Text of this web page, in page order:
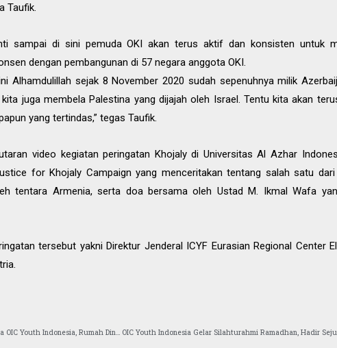
Taufik.
sampai di sini pemuda OKI akan terus aktif dan konsisten untuk
dengan pembangunan di 57 negara anggota OKI.
Alhamdulillah sejak 8 November 2020 sudah sepenuhnya milik
juga membela Palestina yang dijajah oleh Israel. Tentu kita akan
yang tertindas,” tegas Taufik.
video kegiatan peringatan Khojaly di Universitas Al Azhar
for Khojaly Campaign yang menceritakan tentang salah satu
tentara Armenia, serta doa bersama oleh Ustad M. Ikmal Wafa
tersebut yakni Direktur Jenderal ICYF Eurasian Regional Center